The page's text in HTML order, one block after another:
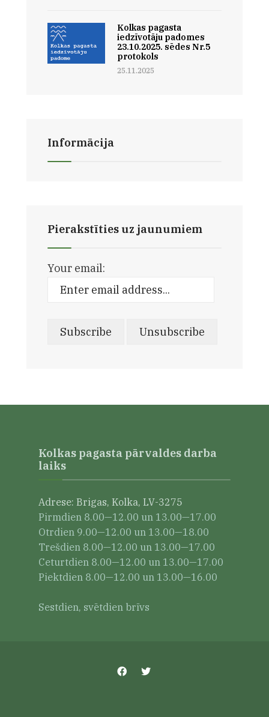
Kolkas pagasta
iedzīvotāju padomes
23.10.2025. sēdes Nr.5
protokols
25.11.2025
Informācija
Pierakstīties uz jaunumiem
Your email:
Kolkas pagasta pārvaldes darba
laiks
Adrese: Brigas, Kolka, LV-3275
Pirmdien 8.00—12.00 un 13.00—17.00
Otrdien 9.00—12.00 un 13.00—18.00
Trešdien 8.00—12.00 un 13.00—17.00
Ceturtdien 8.00—12.00 un 13.00—17.00
Piektdien 8.00—12.00 un 13.00—16.00
Sestdien, svētdien brīvs